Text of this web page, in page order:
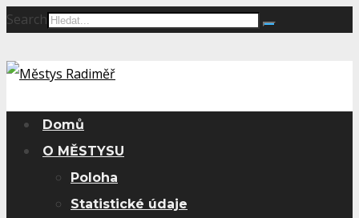
Search
Domů
O MĚSTYSU
Poloha
Statistické údaje